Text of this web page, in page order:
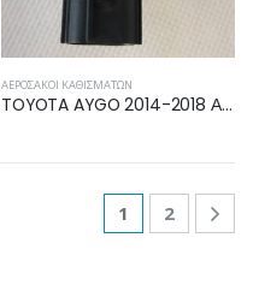
ΑΕΡΌΣΑΚΟΙ ΚΑΘΙΣΜΆΤΩΝ
TOYOTA AYGO 2014-2018 ΑΙΣΘΗΤΗΡΑΣ ΚΡΟΥΣΗΣ AIRBAG 89831-0H040
1 2